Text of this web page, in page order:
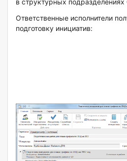
в структурных
Ответственные исполнители
подготовку инициатив: